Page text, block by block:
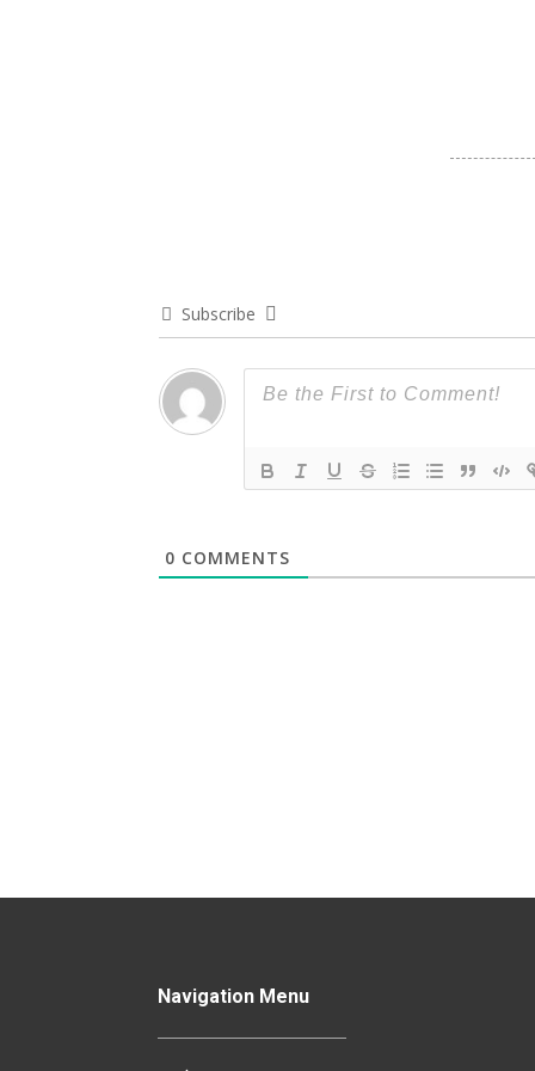
Subscribe
0 COMMENTS
Navigation Menu